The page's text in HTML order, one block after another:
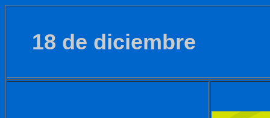
18 de diciembre